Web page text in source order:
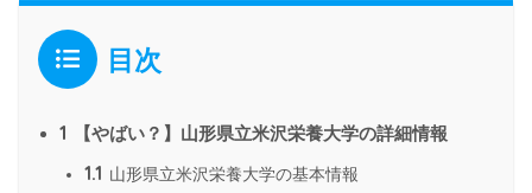
目次
1 【やばい？】山形県立米沢栄養大学の詳細情報
1.1 山形県立米沢栄養大学の基本情報